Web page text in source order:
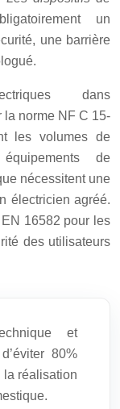
un
une barrière
dans
la norme NF C 15-
les volumes de
de
nécessitent une
électricien agréé.
16582 pour les
des utilisateurs
et
80%
la réalisation